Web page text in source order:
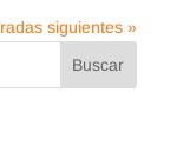
siguientes »